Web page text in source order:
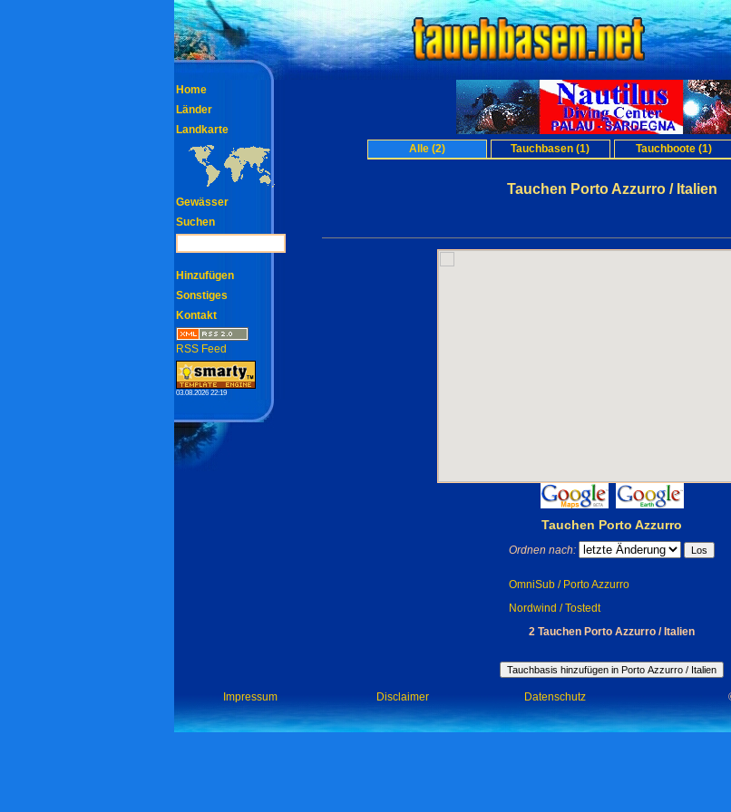
Alle (2) Tauchbasen (1) Tauchboote (1)
Tauchen Porto Azzurro / Italien
Tauchen Porto Azzurro
Ordnen nach:
OmniSub / Porto Azzurro
Nordwind / Tostedt
2 Tauchen Porto Azzurro / Italien
Home
Länder
Landkarte
Gewässer
Suchen
Hinzufügen
Sonstiges
Kontakt
RSS Feed
03.08.2026 22:19
Impressum Disclaimer Datenschutz